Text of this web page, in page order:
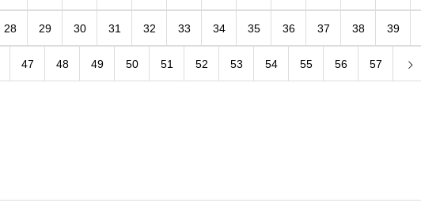
28 29 30 31 32 33 34 35 36 37 38 39
47 48 49 50 51 52 53 54 55 56 57